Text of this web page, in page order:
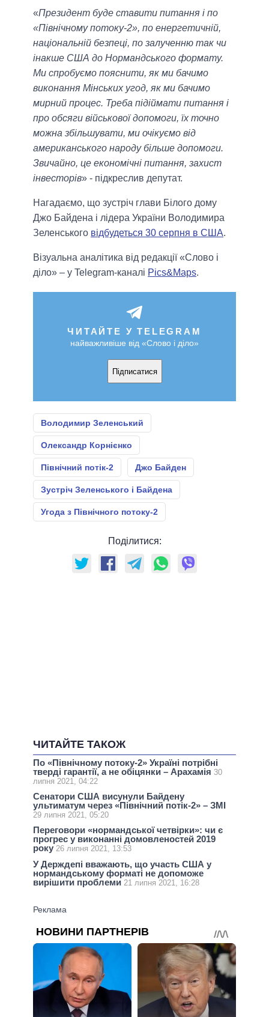
«Президент буде ставити питання і по
«Північному потоку-2», по енергетичній,
національній безпеці, по залученню так чи
інакше США до Нормандського формату.
Ми спробуємо пояснити, як ми бачимо
виконання Мінських угод, як ми бачимо
мирний процес. Треба підіймати питання і
про обсяги військової допомоги, їх точно
можна збільшувати, ми очікуємо від
американського народу більше допомоги.
Звичайно, це економічні питання, захист
інвесторів» - підкреслив депутат.
Нагадаємо, що зустріч глави Білого дому
Джо Байдена і лідера України Володимира
Зеленського відбудеться 30 серпня в США.
Візуальна аналітика від редакції «Слово і
діло» – у Telegram-каналі Pics&Maps.
ЧИТАЙТЕ У TELEGRAM
найважливіше від «Слово і діло»
Підписатися
Володимир Зеленський
Олександр Корнієнко
Північний потік-2 Джо Байден
Зустріч Зеленського і Байдена
Угода з Північного потоку-2
Поділитися:
ЧИТАЙТЕ ТАКОЖ
По «Північному потоку-2» Україні потрібні
тверді гарантії, а не обіцянки – Арахамія 30
липня 2021, 04:22
Сенатори США висунули Байдену
ультиматум через «Північний потік-2» – ЗМІ
29 липня 2021, 05:20
Переговори «нормандської четвірки»: чи є
прогрес у виконанні домовленостей 2019
року 26 липня 2021, 13:53
У Держдепі вважають, що участь США у
нормандському форматі не допоможе
вирішити проблеми 21 липня 2021, 16:28